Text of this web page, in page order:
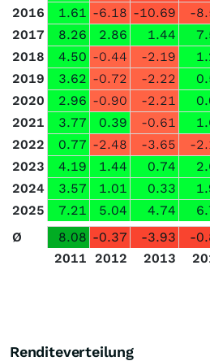
2016
1.61 -6.18 -10.69 -
2017
8.26 2.86 1.44
2018
4.50 -0.44 -2.19
2019
3.62 -0.72 -2.22
2020
2.96 -0.90 -2.21
2021
3.77 0.39 -0.61
2022
0.77 -2.48 -3.65 -
2023
4.19 1.44 0.74
2024
3.57 1.01 0.33
2025
7.21 5.04 4.74
Ø
8.08 -0.37 -3.93 -
2011 2012 2013
Renditeverteilung